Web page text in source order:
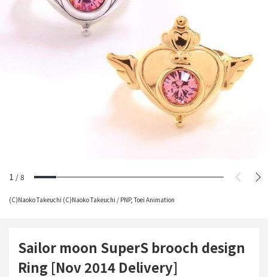
1 /8
(C)Naoko Takeuchi (C)Naoko Takeuchi / PNP, Toei Animation
Sailor moon SuperS brooch design
Ring [Nov 2014 Delivery]